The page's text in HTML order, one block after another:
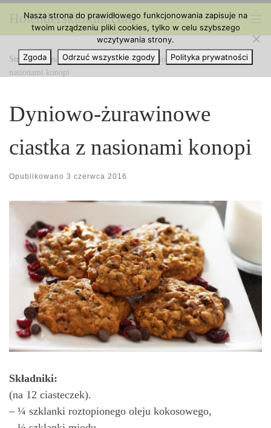
Przejdź do treści
HolenderskiSkun.com
Strona główna » Kuchnia z Cannabis » Dyniowo-żurawinowe ciastka z
nasionami konopi
Dyniowo-żurawinowe
ciastka z nasionami konopi
Opublikowano 3 czerwca 2016
Składniki:
(na 12 ciasteczek).
– ¼ szklanki roztopionego oleju kokosowego,
Nasza strona do prawidłowego funkcjonowania zapisuje na
twoim urządzeniu pliki cookies, tylko w celu szybszego
wczytywania strony.
Zgoda
Odrzuć wszystkie zgody Polityka prywatności